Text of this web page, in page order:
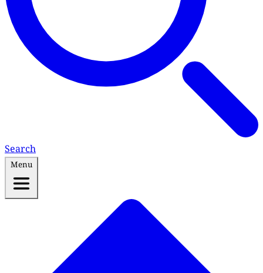
Search
Menu